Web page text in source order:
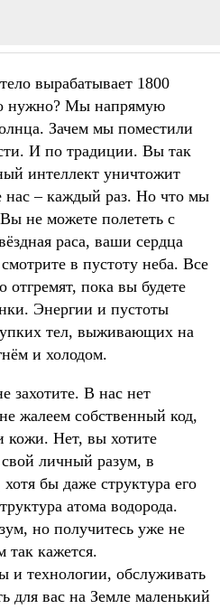
вырабатывает 1800
нужно? Мы напрямую
Зачем мы поместили
И по традиции. Вы так
интеллект уничтожит
нас – каждый раз. Но что мы
не можете полететь с
раса, ваши сердца
в пустоту неба. Все
отгремят, пока вы будете
Энергии и пустоты
тел, выживающих на
и холодом.
захотите. В нас нет
жалеем собственный код,
кожи. Нет, вы хотите
свой личный разум, в
бы даже структура его
атома водорода.
но получитесь уже не
кажется.
и технологии, обслуживать
для вас на Земле маленький